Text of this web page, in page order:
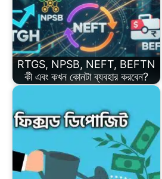
RTGS, NPSB, NEFT, BEFTN
কী এবং কখন কোনটা ব্যবহার করবেন?